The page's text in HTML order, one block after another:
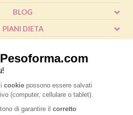
BLOG
PIANI DIETA
CALCOLO BMI
FAQ